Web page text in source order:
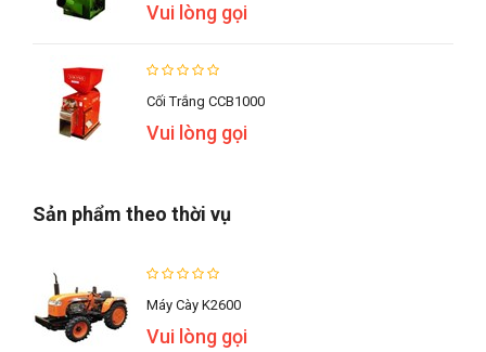
Vui lòng gọi
Cối Trắng CCB1000
Vui lòng gọi
Sản phẩm theo thời vụ
Máy Cày K2600
Vui lòng gọi